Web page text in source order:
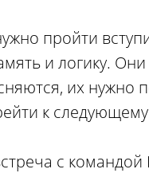
пройти
и логику.
их нужно
к следующему
с